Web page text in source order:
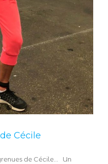
Cécile
de Cécile… Un